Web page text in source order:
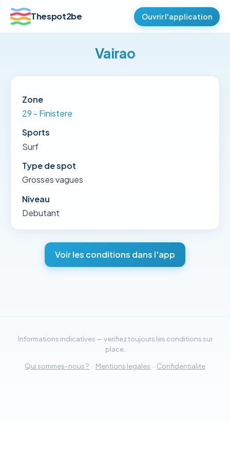
Thespot2be Ouvrir l'application
Vairao
Zone
29 - Finistere
Sports
Surf
Type de spot
Grosses vagues
Niveau
Debutant
Voir les conditions dans l'app
Informations indicatives — verifiez toujours les conditions sur
place.
Qui sommes-nous ? · Mentions legales · Confidentialite